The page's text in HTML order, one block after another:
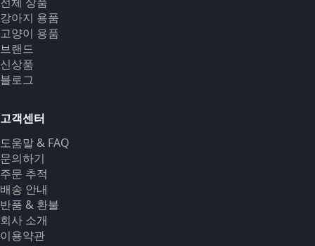
강아지 용품
고양이 용품
브랜드
신상품
블로그
고객센터
도움말 & FAQ
문의하기
주문 추적
배송 안내
반품 & 환불
회사 소개
이용약관